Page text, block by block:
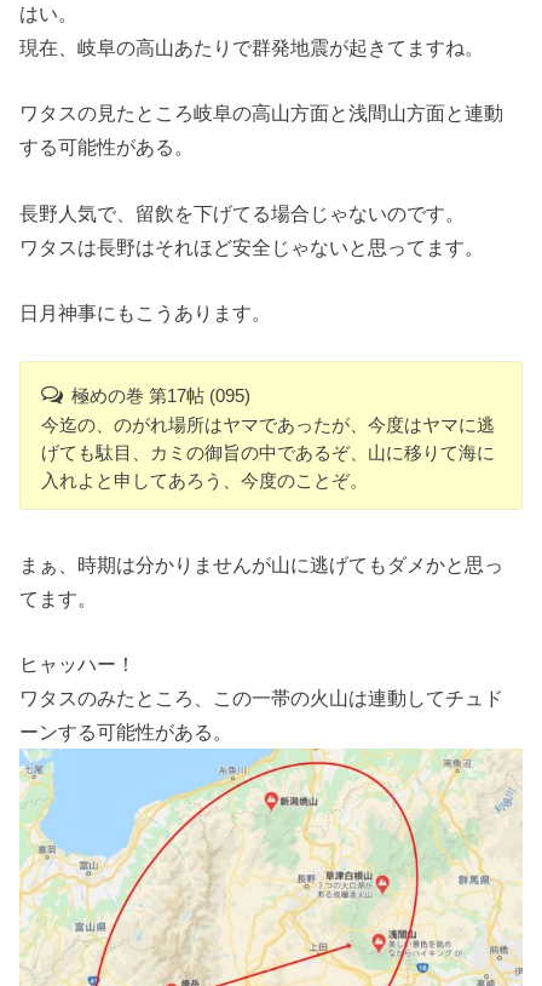
はい。
現在、岐阜の高山あたりで群発地震が起きてますね。
ワタスの見たところ岐阜の高山方面と浅間山方面と連動
する可能性がある。
長野人気で、留飲を下げてる場合じゃないのです。
ワタスは長野はそれほど安全じゃないと思ってます。
日月神事にもこうあります。
極めの巻 第17帖 (095)
今迄の、のがれ場所はヤマであったが、今度はヤマに逃
げても駄目、カミの御旨の中であるぞ、山に移りて海に
入れよと申してあろう、今度のことぞ。
まぁ、時期は分かりませんが山に逃げてもダメかと思っ
てます。
ヒャッハー！
ワタスのみたところ、この一帯の火山は連動してチュド
ーンする可能性がある。